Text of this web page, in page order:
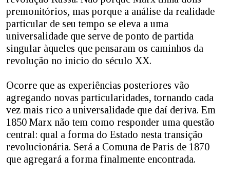
premonitórios, mas porque a análise da realidade
particular de seu tempo se eleva a uma
universalidade que serve de ponto de partida
singular àqueles que pensaram os caminhos da
revolução no inicio do século XX.
Ocorre que as experiências posteriores vão
agregando novas particularidades, tornando cada
vez mais rico a universalidade que daí deriva. Em
1850 Marx não tem como responder uma questão
central: qual a forma do Estado nesta transição
revolucionária. Será a Comuna de Paris de 1870
que agregará a forma finalmente encontrada.